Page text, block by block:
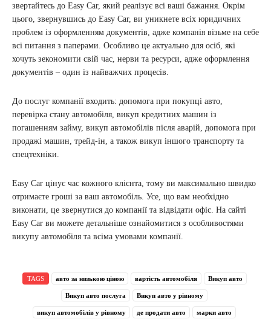
звертайтесь до Easy Car, який реалізує всі ваші бажання. Окрім
цього, звернувшись до Easy Car, ви уникнете всіх юридичних
проблем із оформленням документів, адже компанія візьме на себе
всі питання з паперами. Особливо це актуально для осіб, які
хочуть зекономити свій час, нерви та ресурси, адже оформлення
документів – один із найважчих процесів.
До послуг компанії входить: допомога при покупці авто,
перевірка стану автомобіля, викуп кредитних машин із
погашенням займу, викуп автомобілів після аварій, допомога при
продажі машин, трейд-ін, а також викуп іншого транспорту та
спецтехніки.
Easy Car цінує час кожного клієнта, тому ви максимально швидко
отримаєте гроші за ваш автомобіль. Усе, що вам необхідно
виконати, це звернутися до компанії та відвідати офіс. На сайті
Easy Car ви можете детальніше ознайомитися з особливостями
викупу автомобіля та всіма умовами компанії.
TAGS авто за низькою ціною вартість автомобіля Викуп авто
Викуп авто послуга Викуп авто у рівному
викуп автомобілів у рівному де продати авто марки авто